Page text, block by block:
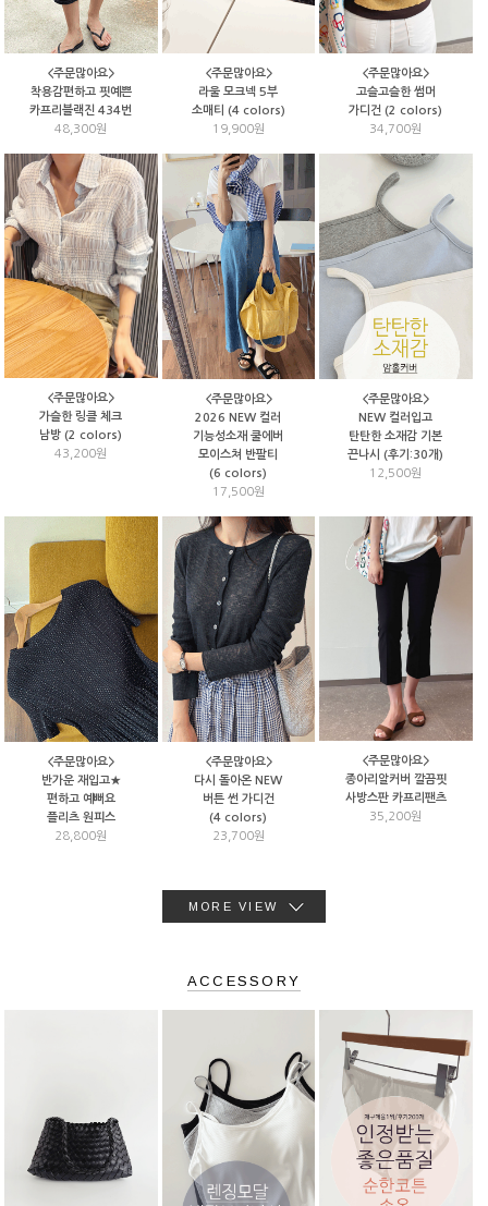
<주문많아요>
착용감편하고 핏예쁜
카프리블랙진 434번
48,300원
<주문많아요>
라울 모크넥 5부
소매티 (4 colors)
19,900원
<주문많아요>
고슬고슬한 썸머
가디건 (2 colors)
34,700원
<주문많아요>
가슬한 링클 체크
남방 (2 colors)
43,200원
<주문많아요>
2026 NEW 컬러
기능성소재 쿨에버
모이스쳐 반팔티
(6 colors)
17,500원
<주문많아요>
NEW 컬러입고
탄탄한 소재감 기본
끈나시 (후기:30개)
12,500원
<주문많아요>
반가운 재입고★
편하고 예뻐요
플리츠 원피스
28,800원
<주문많아요>
다시 돌아온 NEW
버튼 썬 가디건
(4 colors)
23,700원
<주문많아요>
종아리알커버 깔끔핏
사방스판 카프리팬츠
35,200원
MORE VIEW
ACCESSORY